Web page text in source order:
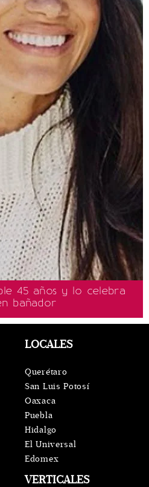
45 años y lo celebra
bañador
VERTICALES
LOCALES
Querétaro
San Luis Potosí
Oaxaca
Puebla
Hidalgo
El Universal
Edomex